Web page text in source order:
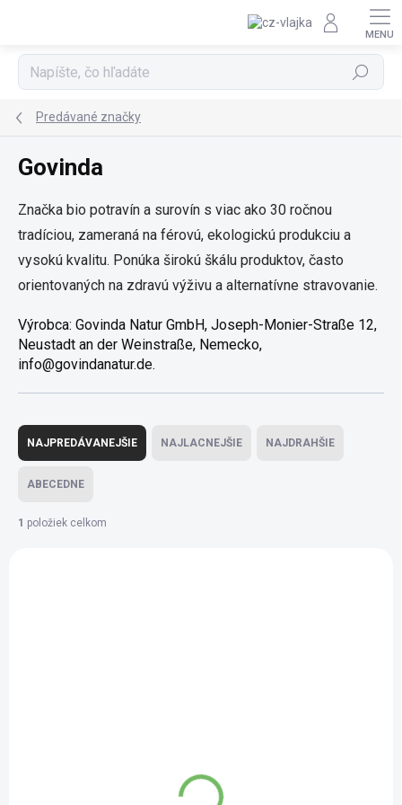
Hľadať
Predávané značky
Govinda
Značka bio potravín a surovín s viac ako 30 ročnou
tradíciou, zameraná na férovú, ekologickú produkciu a
vysokú kvalitu. Ponúka širokú škálu produktov, často
orientovaných na zdravú výživu a alternatívne stravovanie.
Výrobca: Govinda Natur GmbH, Joseph-Monier-Straße 12,
Neustadt an der Weinstraße, Nemecko,
info@govindanatur.de.
Radenie produktov
NAJPREDÁVANEJŠIE NAJLACNEJŠIE NAJDRAHŠIE
ABECEDNE
1 položiek celkom